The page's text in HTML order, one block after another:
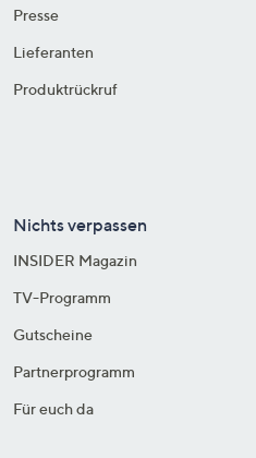
Presse
Lieferanten
Produktrückruf
Nichts verpassen
INSIDER Magazin
TV-Programm
Gutscheine
Partnerprogramm
Für euch da